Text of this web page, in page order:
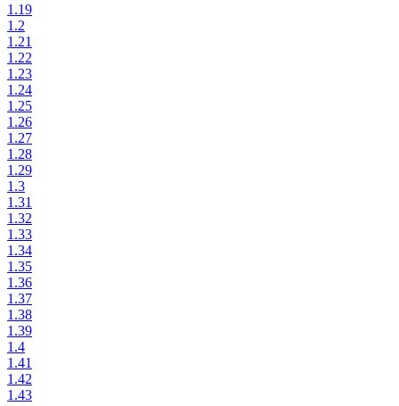
1.19
1.2
1.21
1.22
1.23
1.24
1.25
1.26
1.27
1.28
1.29
1.3
1.31
1.32
1.33
1.34
1.35
1.36
1.37
1.38
1.39
1.4
1.41
1.42
1.43